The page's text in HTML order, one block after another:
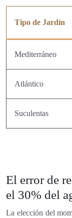
Tipo de Jardín
Mediterráneo
Atlántico
Suculentas
El error de
el 30% del
La elección del